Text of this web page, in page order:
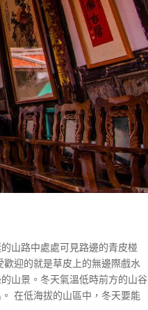
山路中處處可見路邊的青皮椪
迎的就是草皮上的無邊際戲水
山景。冬天氣溫低時前方的山谷
在低海拔的山區中，冬天要能